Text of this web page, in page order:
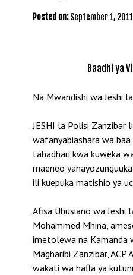
Posted on: September 1, 2011
Baadhi ya
Na Mwandishi wa Jeshi
JESHI la Polisi Zanzibar
wafanyabiashara wa
tahadhari kwa kuweka
maeneo
ili kuepuka matishio ya
Afisa Uhusiano wa Jeshi
Mohammed Mhina,
imetolewa na Kamanda
Magharibi Zanzibar, ACP
wakati wa hafla ya